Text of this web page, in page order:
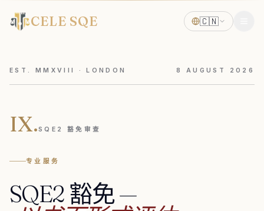
CELE SQE 🇨🇳
EST. MMXVIII · LONDON 8 AUGUST 2026
IX.SQE2 豁免审查
专业服务
SQE2 豁免—